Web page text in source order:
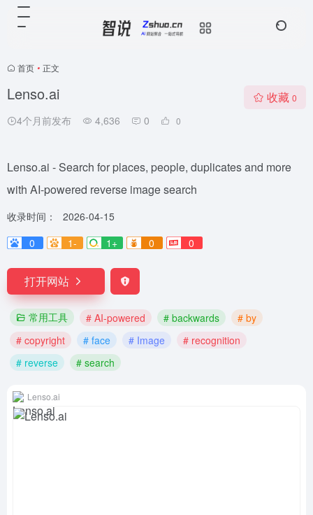
首页 • 正文
Lenso.ai
4个月前发布 4,636 0 0
收藏 0
Lenso.ai - Search for places, people, duplicates and more
with AI-powered reverse image search
收录时间：
2026-04-15
0
1- 1+ 0 0
打开网站
常用工具 # AI-powered # backwards
# by
# copyright
# face # Image
# recognition
# reverse
# search
Lenso.ai